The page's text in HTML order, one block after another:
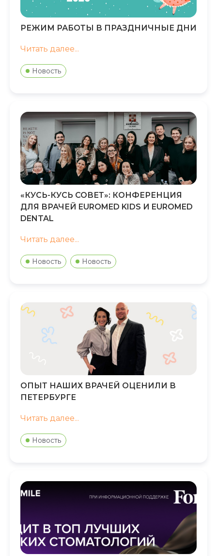
РЕЖИМ РАБОТЫ В ПРАЗДНИЧНЫЕ ДНИ
Читать далее...
Новость
«КУСЬ-КУСЬ СОВЕТ»: КОНФЕРЕНЦИЯ
ДЛЯ ВРАЧЕЙ EUROMED KIDS И EUROMED
DENTAL
Читать далее...
Новость Новость
ОПЫТ НАШИХ ВРАЧЕЙ ОЦЕНИЛИ В
ПЕТЕРБУРГЕ
Читать далее...
Новость